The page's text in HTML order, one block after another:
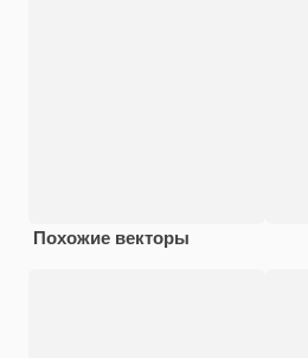
Похожие векторы